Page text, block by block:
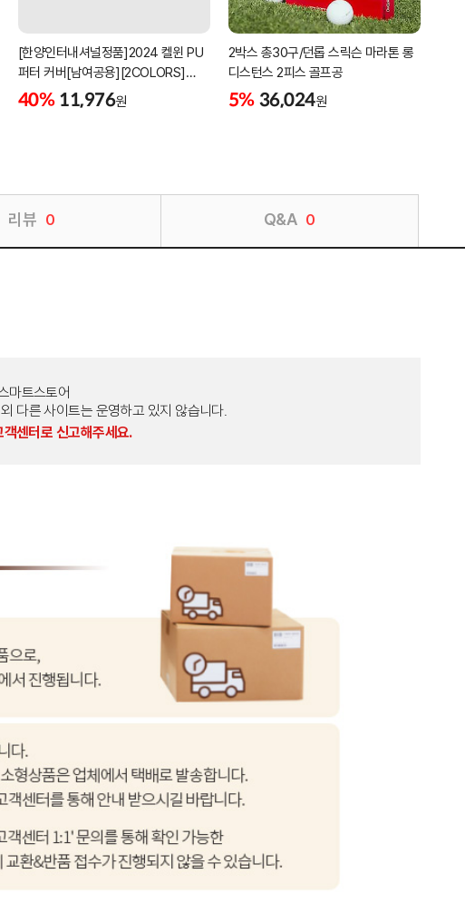
[한양인터내셔널정품]2024 켈윈 PU
퍼터 커버[남여공용][2COLORS]
[KW-PC320]
40% 11,976원
2박스 총30구/던롭 스릭슨 마라톤 롱
디스턴스 2피스 골프공
5% 36,024원
리뷰 0 Q&A 0
마트스토어
다른 사이트는 운영하고 있지 않습니다.
센터로 신고해주세요.